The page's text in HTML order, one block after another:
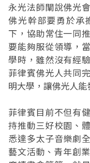
永光法師闡說佛光
佛光幹部要勇於承
下，協助常住一同
要能夠服從領導，
學時，雖然沒有經
菲律賓佛光人共同
明大學，讓佛光人
菲律賓目前不但有
持推動三好校園、
悉達多太子音樂劇
藝文活動、青年創